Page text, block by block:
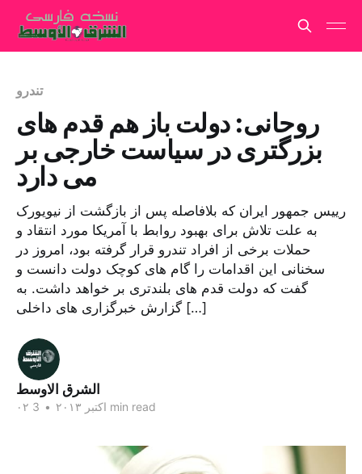
تندرو
روحانی: دولت باز هم قدم های
بزرگتری در سیاست خارجی بر
می دارد
رییس جمهور ایران که بلافاصله پس از بازگشت از نیویورک
به علت تلاش برای بهبود روابط با آمریکا مورد انتقاد و
حملات برخی از افراد تندرو قرار گرفته بود، امروز در
سخنانی این اقدامات را گام های کوچک دولت دانست و
گفت که دولت قدم های بلندتری بر خواهد داشت. به
گزارش خبرگزاری های داخلی […]
الشرق الاوسط
۰۲ اکتبر ۲۰۱۳ • 3 min read